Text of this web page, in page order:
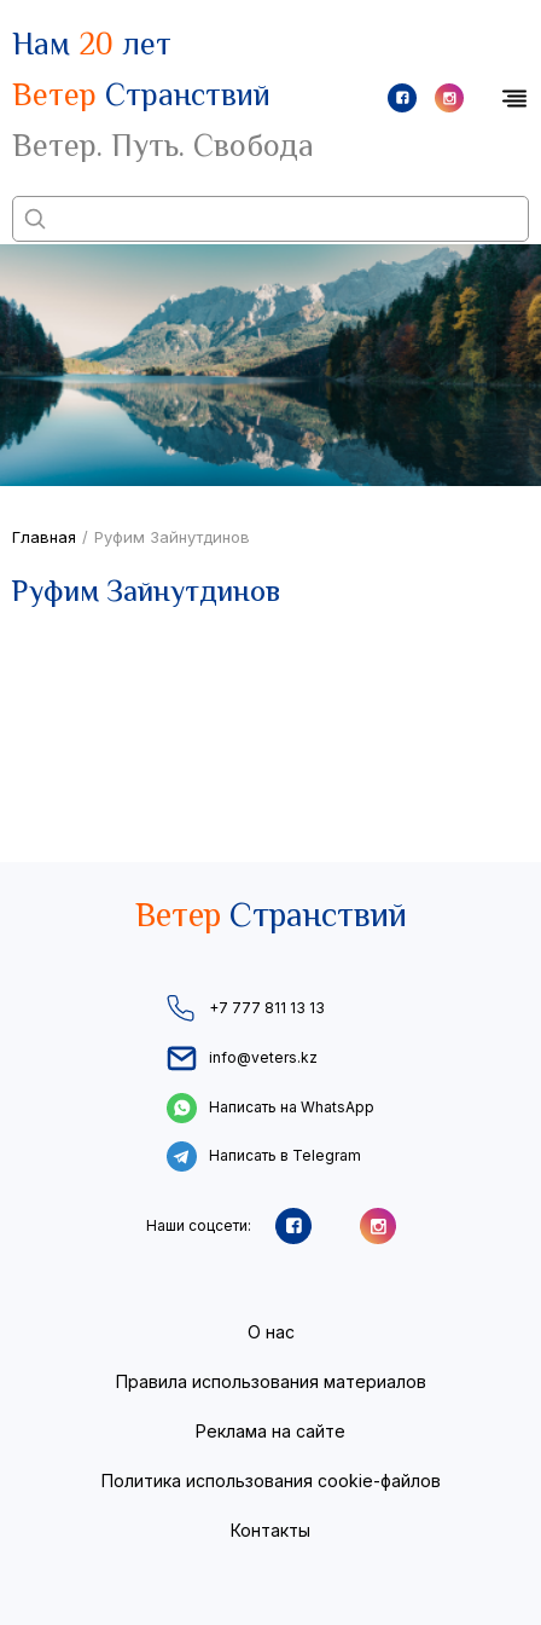
Нам 20 лет
Ветер Странствий
Ветер. Путь. Свобода
Главная / Руфим Зайнутдинов
Руфим Зайнутдинов
Ветер Странствий
+7 777 811 13 13
info@veters.kz
Написать на WhatsApp
Написать в Telegram
Наши соцсети:
О нас
Правила использования материалов
Реклама на сайте
Политика использования cookie-файлов
Контакты